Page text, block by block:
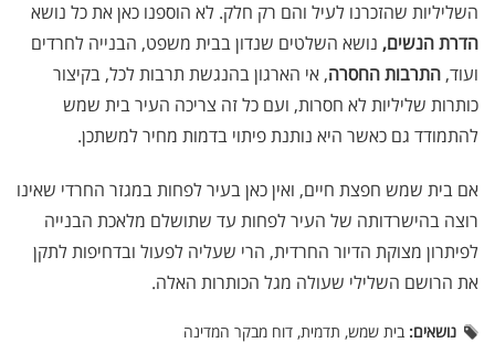
השליליות שהזכרנו לעיל והם רק חלק. לא הוספנו כאן את כל נושא
הדרת הנשים, נושא השלטים שנדון בבית משפט, הבנייה לחרדים
ועוד, התרבות החסרה, אי הארגון בהנגשת תרבות לכל, בקיצור
כותרות שליליות לא חסרות, ועם כל זה צריכה העיר בית שמש
להתמודד גם כאשר היא נותנת פיתוי בדמות מחיר למשתכן.
אם בית שמש חפצת חיים, ואין כאן בעיר לפחות במגזר החרדי שאינו
רוצה בהישרדותה של העיר לפחות עד שתושלם מלאכת הבנייה
לפיתרון מצוקת הדיור החרדית, הרי שעליה לפעול ובדחיפות לתקן
את הרושם השלילי שעולה מגל הכותרות האלה.
נושאים: בית שמש, תדמית, דוח מבקר המדינה